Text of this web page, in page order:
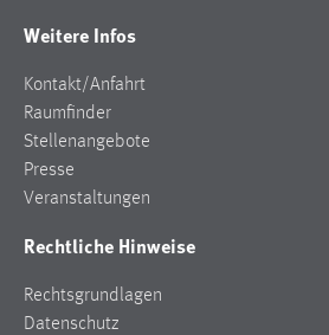
Weitere Infos
Kontakt/Anfahrt
Raumfinder
Stellenangebote
Presse
Veranstaltungen
Rechtliche Hinweise
Rechtsgrundlagen
Datenschutz